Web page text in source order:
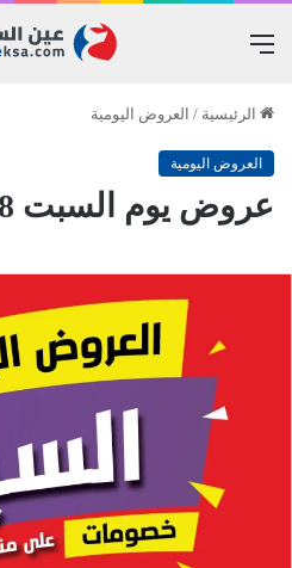
القائمة
الرئيسية / العروض اليومية
العروض اليومية
عروض يوم السبت 18- 1- 2025